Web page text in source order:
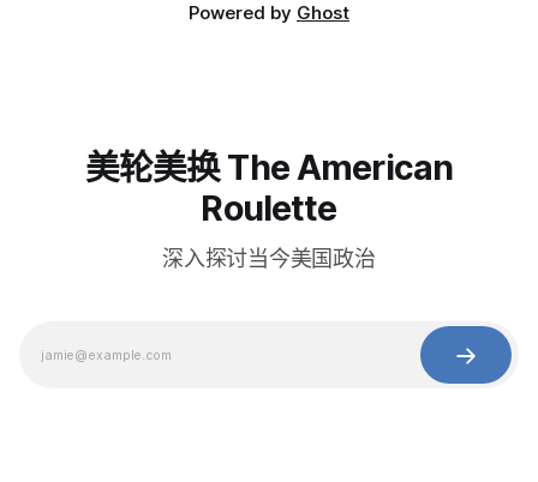
Powered by Ghost
美轮美换 The American
Roulette
深入探讨当今美国政治